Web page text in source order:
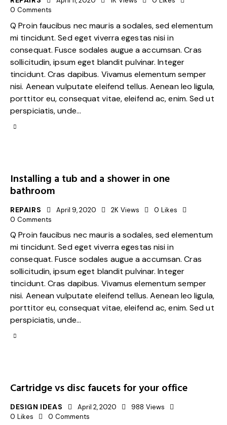
0 Comments
Q Proin faucibus nec mauris a sodales, sed elementum
mi tincidunt. Sed eget viverra egestas nisi in
consequat. Fusce sodales augue a accumsan. Cras
sollicitudin, ipsum eget blandit pulvinar. Integer
tincidunt. Cras dapibus. Vivamus elementum semper
nisi. Aenean vulputate eleifend tellus. Aenean leo ligula,
porttitor eu, consequat vitae, eleifend ac, enim. Sed ut
perspiciatis, unde…
Installing a tub and a shower in one
bathroom
REPAIRS April 9, 2020 2K Views 0 Likes
0 Comments
Q Proin faucibus nec mauris a sodales, sed elementum
mi tincidunt. Sed eget viverra egestas nisi in
consequat. Fusce sodales augue a accumsan. Cras
sollicitudin, ipsum eget blandit pulvinar. Integer
tincidunt. Cras dapibus. Vivamus elementum semper
nisi. Aenean vulputate eleifend tellus. Aenean leo ligula,
porttitor eu, consequat vitae, eleifend ac, enim. Sed ut
perspiciatis, unde…
Cartridge vs disc faucets for your office
DESIGN IDEAS April 2, 2020 988 Views
0 Likes 0 Comments